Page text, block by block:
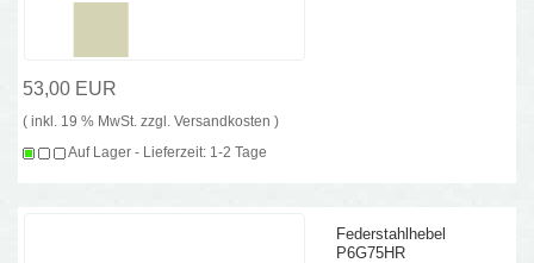
53,00 EUR
( inkl. 19 % MwSt. zzgl.Versandkosten )
Auf Lager - Lieferzeit: 1-2 Tage
Federstahlhebel
P6G75HR